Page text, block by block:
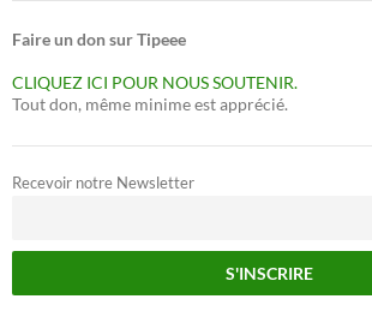
Faire un don sur Tipeee
CLIQUEZ ICI POUR NOUS SOUTENIR.
Tout don, même minime est apprécié.
Recevoir notre Newsletter